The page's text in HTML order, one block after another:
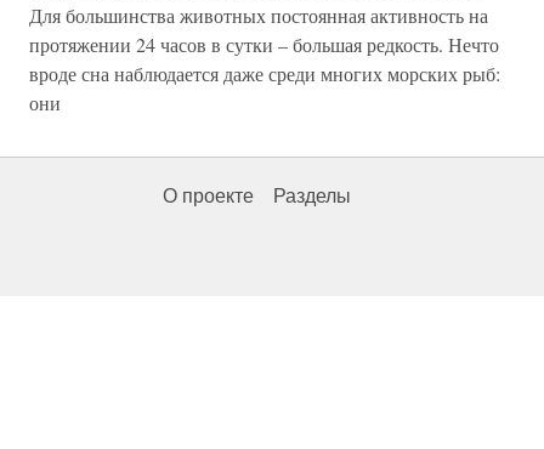
Для большинства животных постоянная активность на
протяжении 24 часов в сутки – большая редкость. Нечто
вроде сна наблюдается даже среди многих морских рыб:
они
О проекте Разделы